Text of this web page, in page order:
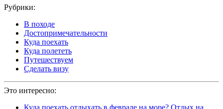
Рубрики:
В походе
Достопримечательности
Куда поехать
Куда полететь
Путешествуем
Сделать визу
Это интересно: